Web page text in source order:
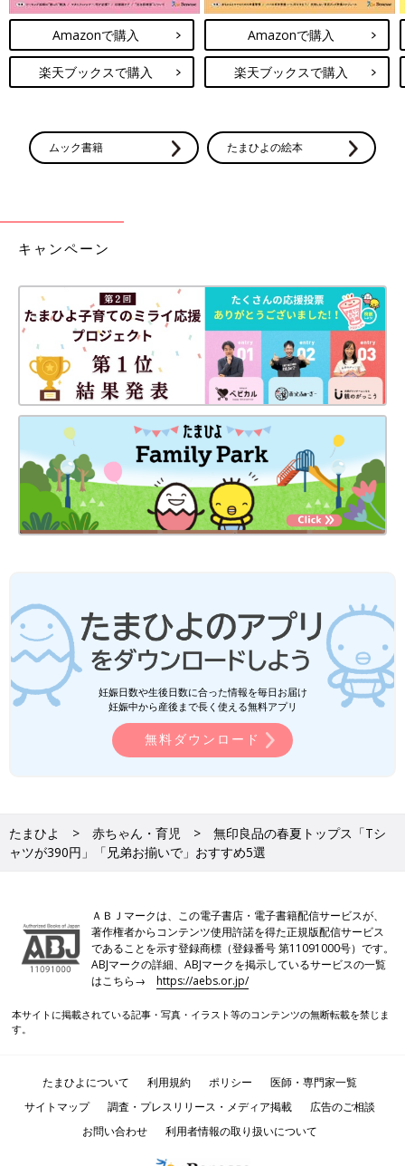
Amazonで購入
楽天ブックスで購入
Amazonで購入
楽天ブックスで購入
ムック書籍 たまひよの絵本
キャンペーン
妊娠日数や生後日数に合った情報を毎日お届け
妊娠中から産後まで長く使える無料アプリ
無料ダウンロード
たまひよ 赤ちゃん・育児
無印良品の春夏トップス「Tシ
ャツが390円」「兄弟お揃いで」おすすめ5選
ＡＢＪマークは、この電子書店・電子書籍配信サービスが、
著作権者からコンテンツ使用許諾を得た正規版配信サービス
であることを示す登録商標（登録番号 第11091000号）です。
ABJマークの詳細、ABJマークを掲示しているサービスの一覧
はこちら→https://aebs.or.jp/
本サイトに掲載されている記事・写真・イラスト等のコンテンツの無断転載を禁じま
す。
たまひよについて 利用規約 ポリシー
医師・専門家一覧
サイトマップ
調査・プレスリリース・メディア掲載
広告のご相談
お問い合わせ
利用者情報の取り扱いについて